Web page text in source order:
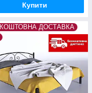
Купити
ДОСТАВКА